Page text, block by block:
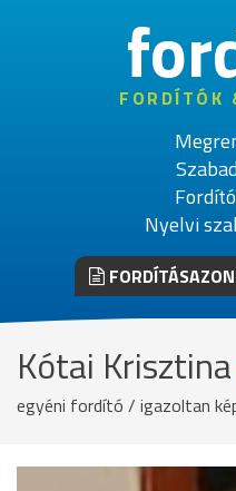
FORDÍTÓK
Nyelvi
Kótai Krisztina
egyéni fordító / igazoltan